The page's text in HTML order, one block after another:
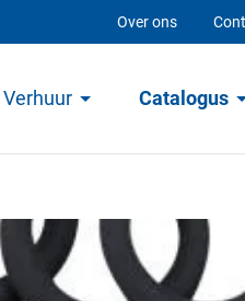
Over ons
Verhuur Catalogus